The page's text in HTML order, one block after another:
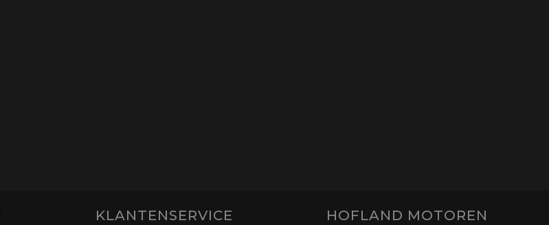
KLANTENSERVICE HOFLAND MOTOREN